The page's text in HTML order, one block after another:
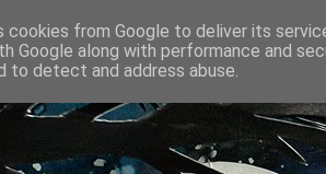
cookies from Google to deliver its
Google along with performance and
to detect and address abuse.